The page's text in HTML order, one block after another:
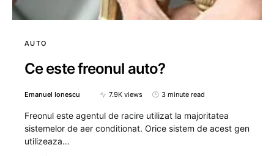
AUTO
Ce este freonul auto?
Emanuel Ionescu 7.9K views 3 minute read
Freonul este agentul de racire utilizat la majoritatea
sistemelor de aer conditionat. Orice sistem de acest gen
utilizeaza…